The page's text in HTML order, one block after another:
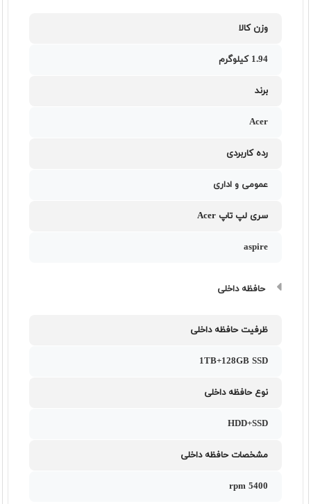
وزن کالا
1.94 کیلوگرم
برند
Acer
رده کاربردی
عمومی و اداری
سری لپ تاپ Acer
aspire
حافظه داخلی
ظرفیت حافظه داخلی
1TB+128GB SSD
نوع حافظه داخلی
HDD+SSD
مشخصات حافظه داخلی
5400 rpm